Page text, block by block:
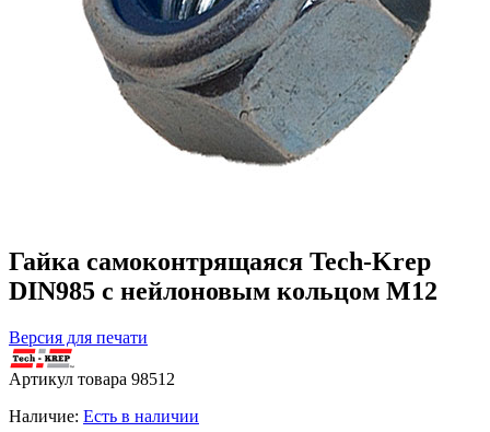
Гайка самоконтрящаяся Tech-Krep
DIN985 c нейлоновым кольцом М12
Версия для печати
Артикул товара 98512
Наличие: Есть в наличии